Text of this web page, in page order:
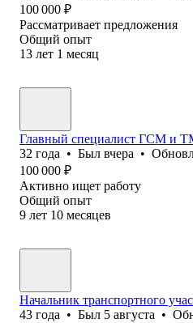
100 000 ₽
Рассматривает предложения
Общий опыт
13 лет 1 месяц
Главный специалист ГСМ и
32 года • Был вчера •
100 000 ₽
Активно ищет работу
Общий опыт
9 лет 10 месяцев
Начальник транспортного
43 года • Был 5 августа •